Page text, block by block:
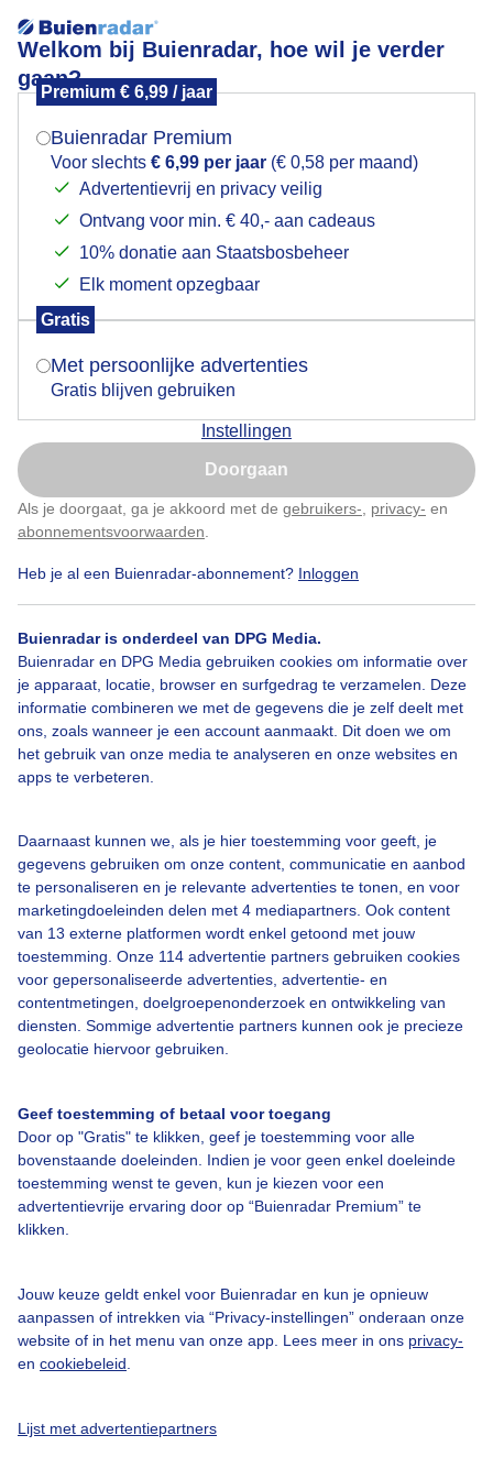
Welkom bij Buienradar, hoe wil je verder
gaan?
Premium € 6,99 / jaar
Buienradar Premium
Voor slechts € 6,99 per jaar (€ 0,58 per maand)
Advertentievrij en privacy veilig
Ontvang voor min. € 40,- aan cadeaus
10% donatie aan Staatsbosbeheer
Elk moment opzegbaar
Gratis
Met persoonlijke advertenties
Gratis blijven gebruiken
Instellingen
Doorgaan
Als je doorgaat, ga je akkoord met de gebruikers- privacy- en
abonnementsvoorwaarden
Heb je al een Buienradar-abonnement? Inloggen
Buienradar is onderdeel van DPG Media.
Buienradar en DPG Media gebruiken cookies om informatie over
je apparaat, locatie, browser en surfgedrag te verzamelen. Deze
informatie combineren we met de gegevens die je zelf deelt met
ons, zoals wanneer je een account aanmaakt. Dit doen we om
het gebruik van onze media te analyseren en onze websites en
apps te verbeteren.
Daarnaast kunnen we, als je hier toestemming voor geeft, je
gegevens gebruiken om onze content, communicatie en aanbod
te personaliseren en je relevante advertenties te tonen, en voor
marketingdoeleinden delen met 4 mediapartners. Ook content
van 13 externe platformen wordt enkel getoond met jouw
toestemming. Onze 114 advertentie partners gebruiken cookies
voor gepersonaliseerde advertenties, advertentie- en
contentmetingen, doelgroepenonderzoek en ontwikkeling van
diensten. Sommige advertentie partners kunnen ook je precieze
geolocatie hiervoor gebruiken.
Geef toestemming of betaal voor toegang
Door op "Gratis" te klikken, geef je toestemming voor alle
bovenstaande doeleinden. Indien je voor geen enkel doeleinde
toestemming wenst te geven, kun je kiezen voor een
advertentievrije ervaring door op “Buienradar Premium” te
klikken.
Jouw keuze geldt enkel voor Buienradar en kun je opnieuw
aanpassen of intrekken via “Privacy-instellingen” onderaan onze
website of in het menu van onze app. Lees meer in ons privacy-
en cookiebeleid
Lijst met advertentiepartners
Texel, bij de vuurtoren
Door: Frans Sitvast Gemaakt: 12-11-2025, 12x bekeken
Bekijk slideshow
Over Buienradar
Bedrijfsgegevens
Veelgestelde vragen
Toegankelijkheid
Gebruikersvoorwaarden
Adverteren
Privacy beleid
Cookie beleid
Privacy instellingen
Mogen we je locatie gebruiken voor het
Indien je hier nog geen akkoord op hebt gegeven,
verschijnt er zo een pop-up uit je browser waarin
Is goed, toon de popup
Nu niet, misschien later
Klik hierom dit aan te passen